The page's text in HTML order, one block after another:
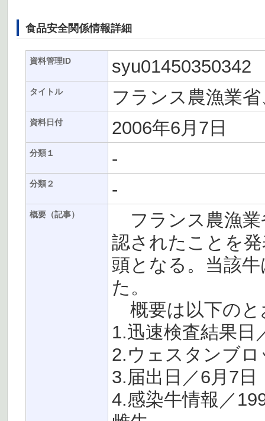
食品安全関係情報詳細
資料管理ID syu01450350342
タイトル フランス農漁業
資料日付 2006年6月7日
分類１ -
分類２ -
概要（記事）
フランス農漁業
認されたことを
頭となる。当該
た。
概要は以下のと
1.迅速検査結果日
2.ウェスタンブ
3.届出日／6月7日
4.感染牛情報／